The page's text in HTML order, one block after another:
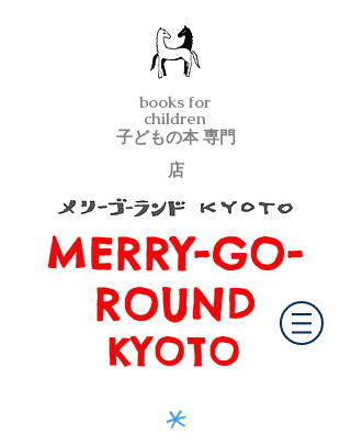
子どもの本 専門
店
books for
children
メリーゴーランド京都
MERRY-GO-
ROUND
KYOTO
*